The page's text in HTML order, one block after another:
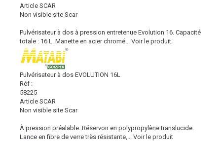
Article SCAR
Non visible site Scar
Pulvérisateur à dos à pression entretenue Evolution 16. Capacité
totale : 16 L. Manette en acier chromé...
Voir le produit
Pulvérisateur à dos EVOLUTION 16L
Réf :
58225
Article SCAR
Non visible site Scar
À pression préalable. Réservoir en polypropylène translucide.
Lance en fibre de verre très résistante,...
Voir le produit